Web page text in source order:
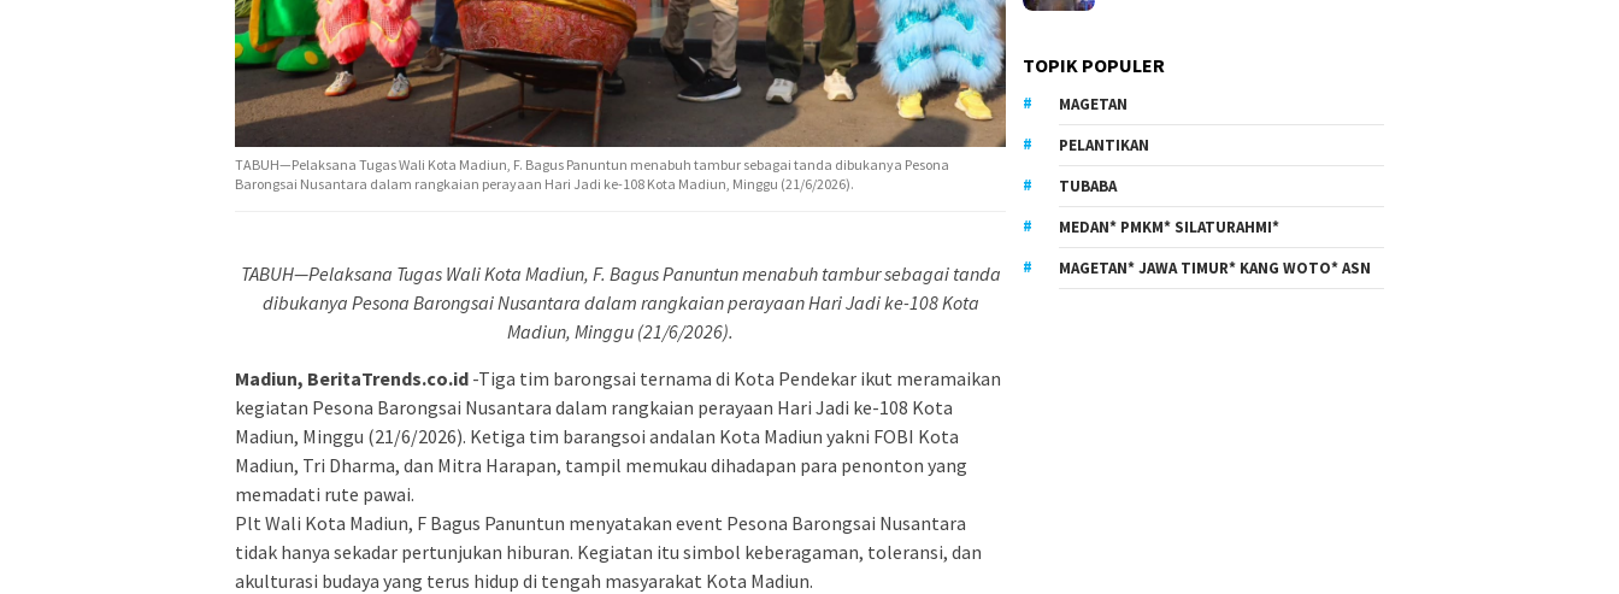
TABUH—Pelaksana Tugas Wali Kota Madiun, F. Bagus Panuntun menabuh tambur sebagai tanda dibukanya Pesona
Barongsai Nusantara dalam rangkaian perayaan Hari Jadi ke-108 Kota Madiun, Minggu (21/6/2026).
TABUH—Pelaksana Tugas Wali Kota Madiun, F. Bagus Panuntun menabuh tambur sebagai tanda
dibukanya Pesona Barongsai Nusantara dalam rangkaian perayaan Hari Jadi ke-108 Kota
Madiun, Minggu (21/6/2026).
Madiun, BeritaTrends.co.id -Tiga tim barongsai ternama di Kota Pendekar ikut meramaikan
kegiatan Pesona Barongsai Nusantara dalam rangkaian perayaan Hari Jadi ke-108 Kota
Madiun, Minggu (21/6/2026). Ketiga tim barangsoi andalan Kota Madiun yakni FOBI Kota
Madiun, Tri Dharma, dan Mitra Harapan, tampil memukau dihadapan para penonton yang
memadati rute pawai.
Plt Wali Kota Madiun, F Bagus Panuntun menyatakan event Pesona Barongsai Nusantara
tidak hanya sekadar pertunjukan hiburan. Kegiatan itu simbol keberagaman, toleransi, dan
akulturasi budaya yang terus hidup di tengah masyarakat Kota Madiun.
TOPIK POPULER
MAGETAN
PELANTIKAN
TUBABA
MEDAN* PMKM* SILATURAHMI*
MAGETAN* JAWA TIMUR* KANG WOTO* ASN